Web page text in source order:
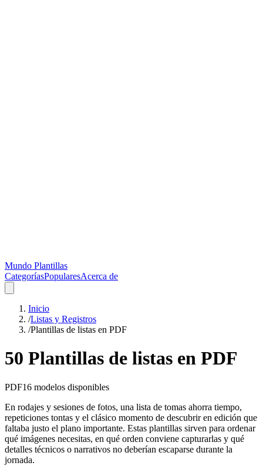
Mundo Plantillas
CategoríasPopularesAcerca de
Inicio
/Listas y Registros
/Plantillas de listas en PDF
50 Plantillas de listas en PDF
PDF16 modelos disponibles
En rodajes y sesiones de fotos, una lista de tomas ahorra tiempo,
repeticiones tontas y el clásico momento de descubrir en edición que
faltaba justo el plano importante. Estas plantillas sirven para ordenar
qué imágenes necesitas, en qué orden conviene capturarlas y qué
detalles técnicos o narrativos no deberían escaparse durante la
jornada.